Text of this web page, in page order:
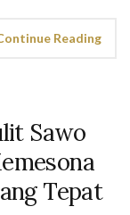
Reading
Sawo
Tepat